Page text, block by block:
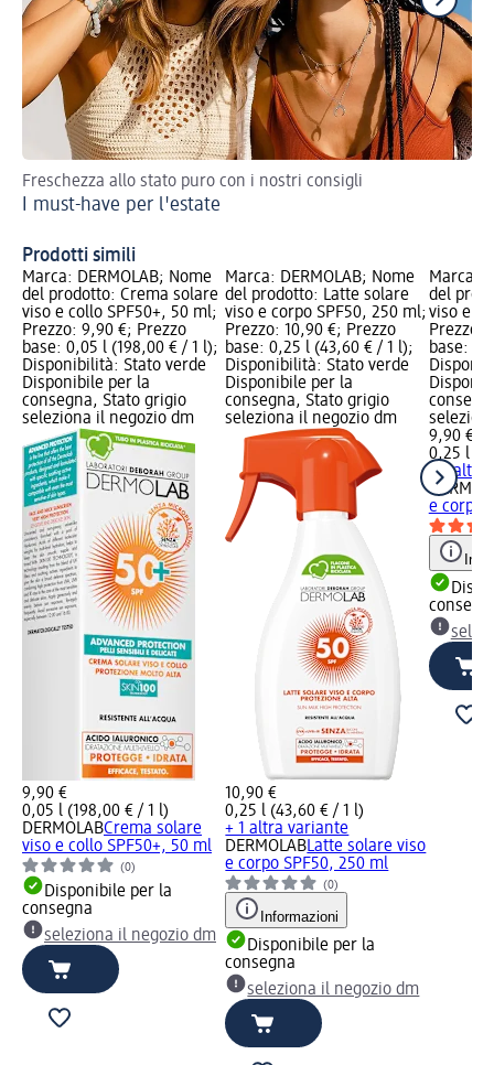
Freschezza allo stato puro con i nostri consigli
I must-have per l'estate
Prodotti simili
Marca: DERMOLAB; Nome
del prodotto: Crema solare
viso e collo SPF50+, 50 ml;
Prezzo: 9,90 €; Prezzo
base: 0,05 l (198,00 € / 1 l);
Disponibilità: Stato verde
Disponibile per la
consegna, Stato grigio
seleziona il negozio dm
9,90 €
0,05 l (198,00 € / 1 l)
DERMOLABCrema solare
viso e collo SPF50+, 50 ml
(0)
Disponibile per la
consegna
seleziona il negozio dm
Marca: DERMOLAB; Nome
del prodotto: Latte solare
viso e corpo SPF50, 250 ml;
Prezzo: 10,90 €; Prezzo
base: 0,25 l (43,60 € / 1 l);
Disponibilità: Stato verde
Disponibile per la
consegna, Stato grigio
seleziona il negozio dm
10,90 €
0,25 l (43,60 € / 1 l)
+ 1 altra variante
DERMOLABLatte solare viso
e corpo SPF50, 250 ml
(0)
Informazioni
Disponibile per la
consegna
seleziona il negozio dm
Marca:
del
viso e
Prezzo:
base:
9,90 €
0,25 l
+ 1
e corpo